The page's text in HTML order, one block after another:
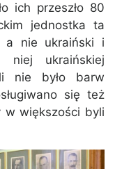
ich przeszło 80
jednostka ta
a nie ukraiński i
niej ukraińskiej
nie było barw
się też
w większości byli